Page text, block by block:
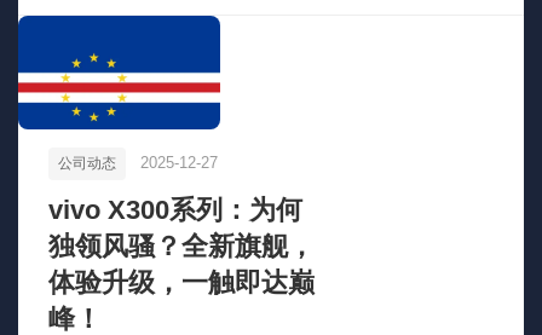
公司动态 2025-12-27
vivo X300系列：为何
独领风骚？全新旗舰，
体验升级，一触即达巅
峰！